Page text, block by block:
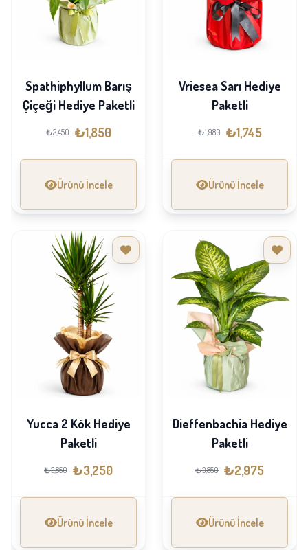
Spathiphyllum Barış
Çiçeği Hediye Paketli
₺2,450 ₺1,850
Ürünü İncele
Vriesea Sarı Hediye
Paketli
₺1,980 ₺1,745
Ürünü İncele
Yucca 2 Kök Hediye
Paketli
₺3,850 ₺3,250
Ürünü İncele
Dieffenbachia Hediye
Paketli
₺3,850 ₺2,975
Ürünü İncele